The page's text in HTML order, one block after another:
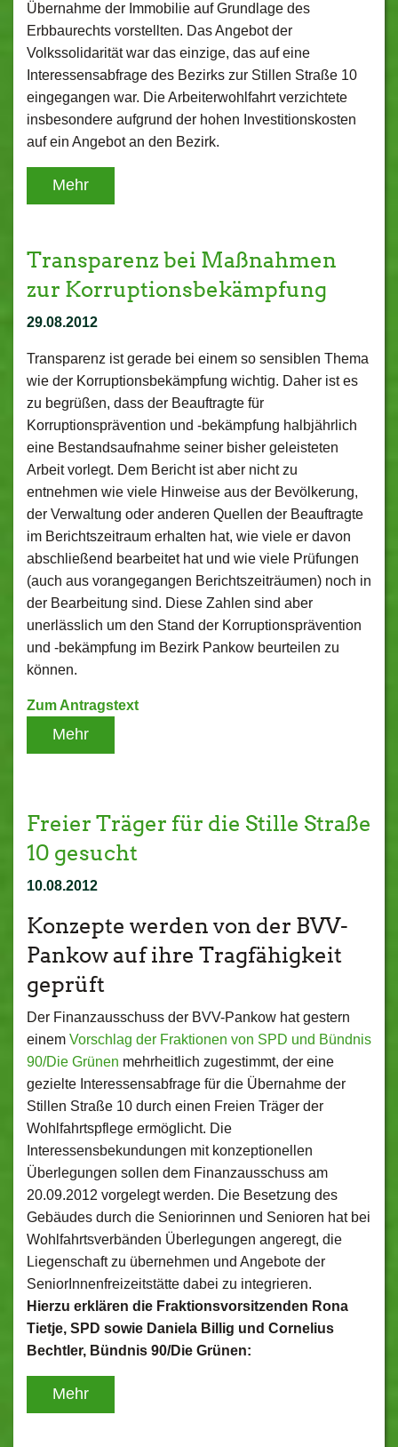
Übernahme der Immobilie auf Grundlage des
Erbbaurechts vorstellten. Das Angebot der
Volkssolidarität war das einzige, das auf eine
Interessensabfrage des Bezirks zur Stillen Straße 10
eingegangen war. Die Arbeiterwohlfahrt verzichtete
insbesondere aufgrund der hohen Investitionskosten
auf ein Angebot an den Bezirk.
Mehr
Transparenz bei Maßnahmen
zur Korruptionsbekämpfung
29.08.2012
Transparenz ist gerade bei einem so sensiblen Thema
wie der Korruptionsbekämpfung wichtig. Daher ist es
zu begrüßen, dass der Beauftragte für
Korruptionsprävention und -bekämpfung halbjährlich
eine Bestandsaufnahme seiner bisher geleisteten
Arbeit vorlegt. Dem Bericht ist aber nicht zu
entnehmen wie viele Hinweise aus der Bevölkerung,
der Verwaltung oder anderen Quellen der Beauftragte
im Berichtszeitraum erhalten hat, wie viele er davon
abschließend bearbeitet hat und wie viele Prüfungen
(auch aus vorangegangen Berichtszeiträumen) noch in
der Bearbeitung sind. Diese Zahlen sind aber
unerlässlich um den Stand der Korruptionsprävention
und -bekämpfung im Bezirk Pankow beurteilen zu
können.
Zum Antragstext
Mehr
Freier Träger für die Stille Straße
10 gesucht
10.08.2012
Konzepte werden von der BVV-
Pankow auf ihre Tragfähigkeit
geprüft
Der Finanzausschuss der BVV-Pankow hat gestern
einem Vorschlag der Fraktionen von SPD und Bündnis
90/Die Grünen mehrheitlich zugestimmt, der eine
gezielte Interessensabfrage für die Übernahme der
Stillen Straße 10 durch einen Freien Träger der
Wohlfahrtspflege ermöglicht. Die
Interessensbekundungen mit konzeptionellen
Überlegungen sollen dem Finanzausschuss am
20.09.2012 vorgelegt werden. Die Besetzung des
Gebäudes durch die Seniorinnen und Senioren hat bei
Wohlfahrtsverbänden Überlegungen angeregt, die
Liegenschaft zu übernehmen und Angebote der
SeniorInnenfreizeitstätte dabei zu integrieren.
Hierzu erklären die Fraktionsvorsitzenden Rona
Tietje, SPD sowie Daniela Billig und Cornelius
Bechtler, Bündnis 90/Die Grünen:
Mehr